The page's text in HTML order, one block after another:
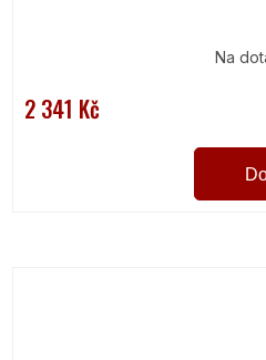
Na
2 341 Kč